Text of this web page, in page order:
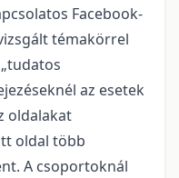
Facebook-
témakörrel
az esetek
oldalakat
oldal több
A csoportoknál